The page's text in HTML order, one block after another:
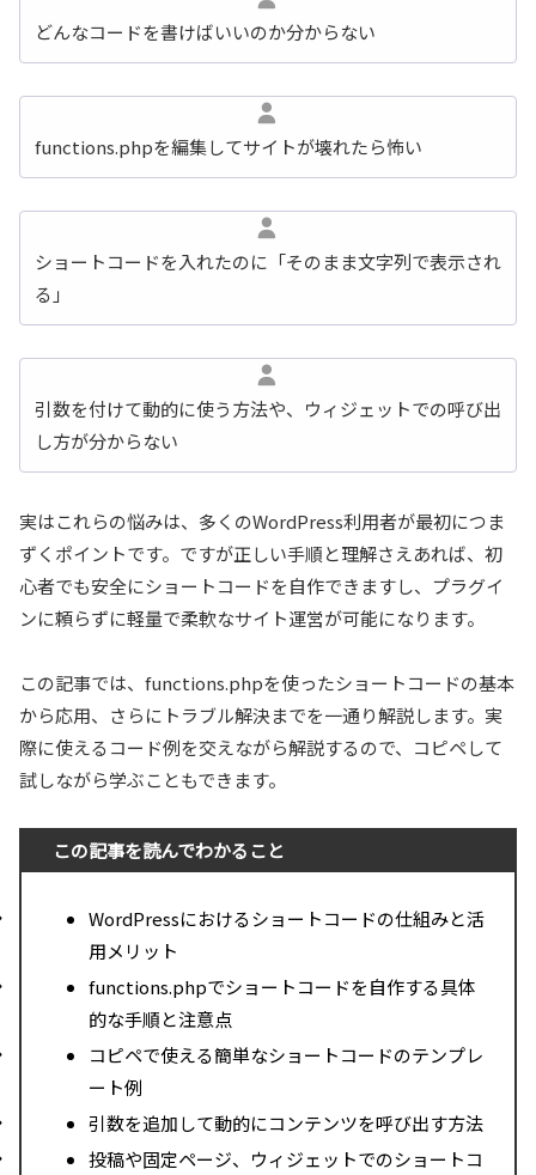
どんなコードを書けばいいのか分からない
functions.phpを編集してサイトが壊れたら怖い
ショートコードを入れたのに「そのまま文字列で表示され
る」
引数を付けて動的に使う方法や、ウィジェットでの呼び出
し方が分からない
実はこれらの悩みは、多くのWordPress利用者が最初につま
ずくポイントです。ですが正しい手順と理解さえあれば、初
心者でも安全にショートコードを自作できますし、プラグイ
ンに頼らずに軽量で柔軟なサイト運営が可能になります。
この記事では、functions.phpを使ったショートコードの基本
から応用、さらにトラブル解決までを一通り解説します。実
際に使えるコード例を交えながら解説するので、コピペして
試しながら学ぶこともできます。
この記事を読んでわかること
WordPressにおけるショートコードの仕組みと活
用メリット
functions.phpでショートコードを自作する具体
的な手順と注意点
コピペで使える簡単なショートコードのテンプレ
ート例
引数を追加して動的にコンテンツを呼び出す方法
投稿や固定ページ、ウィジェットでのショートコ